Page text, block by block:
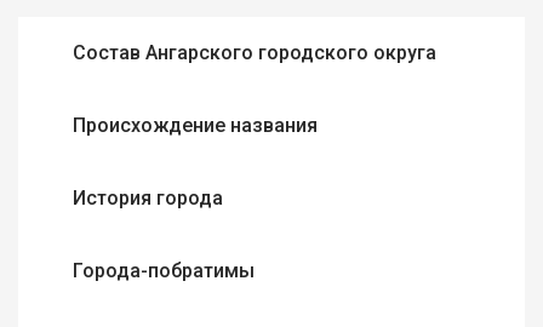
Состав Ангарского городского округа
Происхождение названия
История города
Города-побратимы